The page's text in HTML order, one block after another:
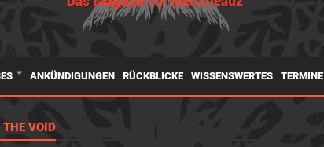
ANKÜNDIGUNGEN RÜCKBLICKE WISSENSWERTES TERMINE
THE VOID